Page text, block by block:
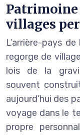
villages
L’arrière-pays
regorge de
lois de la
souvent
aujourd’hui des
voyage dans le
propre